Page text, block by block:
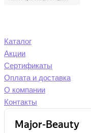
Каталог
Акции
Сертификаты
Оплата и доставка
О компании
Контакты